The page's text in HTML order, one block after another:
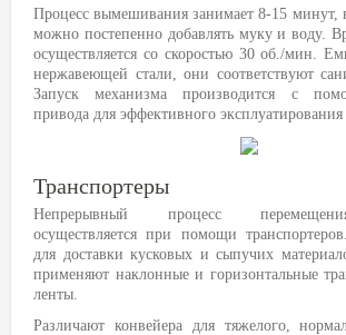
Процесс вымешивания занимает 8-15 минут,
можно постепенно добавлять муку и воду.
осуществляется со скоростью 30 об./мин.
нержавеющей стали, они соответствуют
Запуск механизма производится с
привода для эффективного эксплуатирования
Транспортеры
Непрерывный процесс
осуществляется при помощи
для доставки кусковых и сыпучих
применяют наклонные и горизонтальные
ленты.
Различают конвейера для тяжелого,